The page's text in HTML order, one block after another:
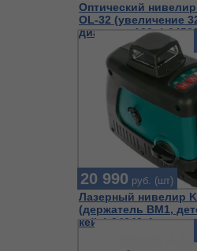
Оптический
OL-32 (увеличение
диапазон 122м)
Лазерный нивелир
(держатель BM1,
кейс) 34640-4
20 990 руб. (шт)